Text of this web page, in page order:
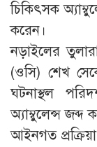
চিকিৎসক
করেন।
নড়াইলের
(ওসি) শেখ
ঘটনাস্থল
অ্যাম্বুলেন্স জব্দ
আইনগত